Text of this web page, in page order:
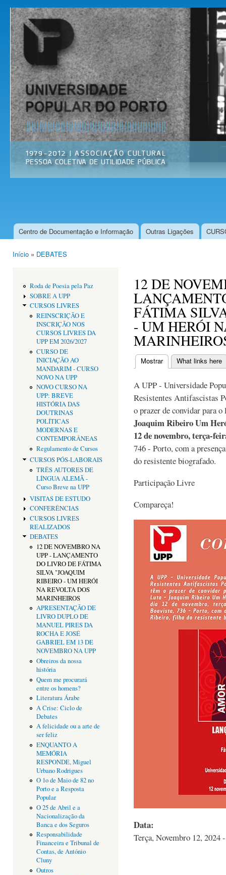
Universidade
Popular do
Porto
Associação
Cultural
Menu principal
Centro de Documentação e Informação Outras Ligações
Início » DEBATES
Roda de Poesia pela Paz
SOBRE A UPP
CURSOS LIVRES
REINSCRIÇÃO E
INSCRIÇÃO NOS
CURSOS LIVRES DA
UPP EM 2026/2027
CURSO DE
INICIAÇÃO AO
MANDARIM - CURSO
NOVO NA UPP
NOVO CURSO NA
UPP: BREVE
HISTÓRIA DAS
DOUTRINAS
POLÍTICAS
MODERNAS E
CONTEMPORÂNEAS
Regulamento de Cursos
CURSOS PÓS-LABORAIS
TRÊS AUTORES DE
LÍNGUA ALEMÃ -
Curso Breve na UPP
VISITAS DE ESTUDO
CONFERÊNCIAS
CURSOS LIVRES
REALIZADOS
DEBATES
12 DE NOVEMBRO NA
UPP - LANÇAMENTO
DO LIVRO DE FÁTIMA
SILVA "JOAQUIM
RIBEIRO - UM HERÓI
NA REVOLTA DOS
MARINHEIROS
APRESENTAÇÃO DE
LIVRO DUPLO DE
MANUEL PIRES DA
ROCHA E JOSÉ
GABRIEL EM 13 DE
NOVEMBRO NA UPP
Obreiros da nossa
história
Quem me procurará
entre os homens?
Literatura Árabe
A Crise: Ciclo de
Debates
A felicidade ou a arte de
ser feliz
ENQUANTO A
MEMÓRIA
RESPONDE, Miguel
Urbano Rodrigues
O 1o de Maio de 82 no
Porto e a Resposta
Popular
O 25 de Abril e a
Nacionalização da
Banca e dos Seguros
Responsabilidade
Financeira e Tribunal de
Contas, de António
Cluny
Outros
12 DE
FÁTIMA
- UM HERÓI
Separadores
Mostrar(separador ativo)
What links here
A UPP - Universidade
Resistentes Antifascistas
o prazer de convidar para
Joaquim Ribeiro Um
12 de novembro, terça-
746 - Porto, com a
do resistente biografado.
Participação Livre
Compareça!
Data:
Terça, Novembro 12, 2024